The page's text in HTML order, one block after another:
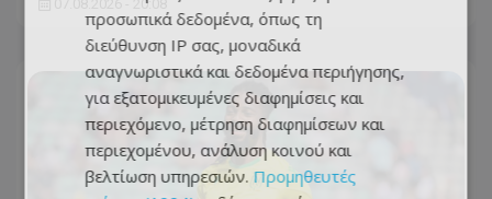
07.08.2026 - 20:08
προσωπικά δεδομένα, όπως τη
διεύθυνση IP σας, μοναδικά
αναγνωριστικά και δεδομένα περιήγησης,
για εξατομικευμένες διαφημίσεις και
περιεχόμενο, μέτρηση διαφημίσεων και
περιεχομένου, ανάλυση κοινού και
βελτίωση υπηρεσιών. Προμηθευτές